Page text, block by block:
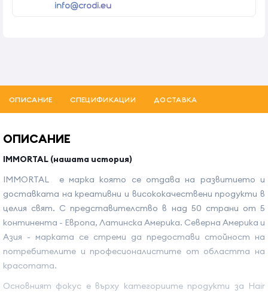
info@crodi.eu
ОПИСАНИЕ СПЕЦИФИКАЦИИ ДОСТАВКА
ОПИСАНИЕ
IMMORTAL (нашата история)
IMMORTAL е марка която се отдава на развитието и
доставката на креативни и висококачествени продукти в
целия свят. С представителство в над 50 страни от 5
континента - Европа, Латинска Америка. Северна Америка и
Азия - марката се стреми да предостави стойност на
потребителите и професионалистите от областта на
красотата.
Основният фокус е върху категориите продукти за Hair